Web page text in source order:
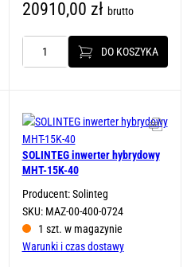
20910,00 zł brutto
ilość
50-
100
/SOLINTEG/
DO KOSZYKA
Karta katalogowa
SOLINTEG inwerter hybrydowy
MHT-15K-40
Producent: Solinteg
SKU: MAZ-00-400-0724
1 szt. w magazynie
Warunki i czas dostawy